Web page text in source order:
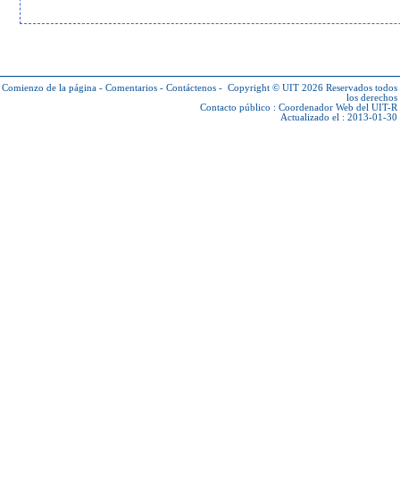
Comienzo de la página - Comentarios - Contáctenos - Copyright © UIT 2026 Reservados todos
los derechos
Contacto público : Coordenador Web del UIT-R
Actualizado el : 2013-01-30